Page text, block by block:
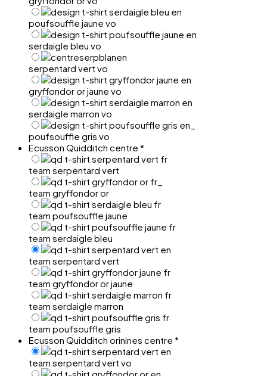
poufsouffle jaune vo
serdaigle bleu vo
serpentard vert vo
gryffondor or jaune vo
serdaigle marron vo
poufsouffle gris vo
Ecusson Quidditch centre *
team serpentard vert
team gryffondor or
team poufsouffle jaune
team serdaigle bleu
team serpentard vert
team gryffondor or jaune
team serdaigle marron
team poufsouffle gris
Ecusson Quidditch orinines centre *
team serpentard vert vo